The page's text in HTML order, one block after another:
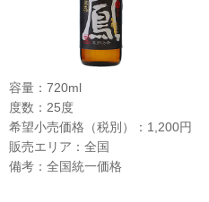
容量：720ml
度数：25度
希望小売価格（税別）：1,200円
販売エリア：全国
備考：全国統一価格